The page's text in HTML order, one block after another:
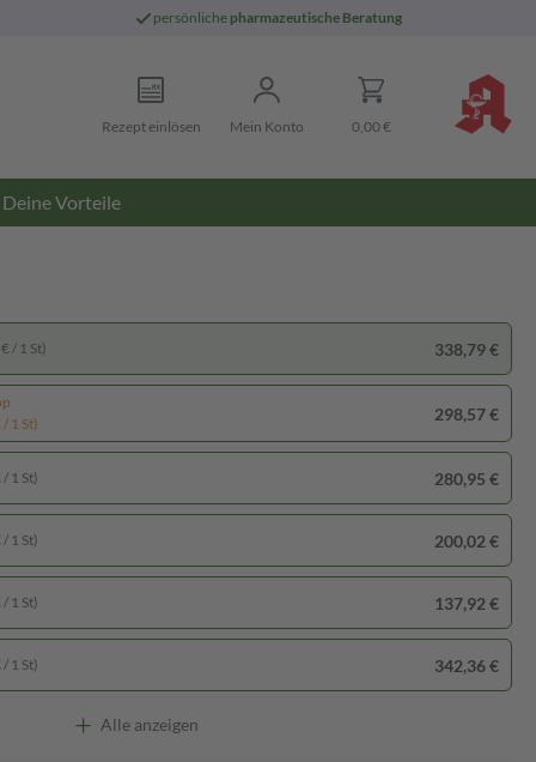
persönliche pharmazeutische Beratung
Rezept einlösen Mein Konto 0,00 €
Deine Vorteile
1 St)
298,57 €
1 St) 280,95 €
1 St) 200,02 €
1 St) 137,92 €
1 St) 342,36 €
/ 1 St) 338,79 €
Alle anzeigen